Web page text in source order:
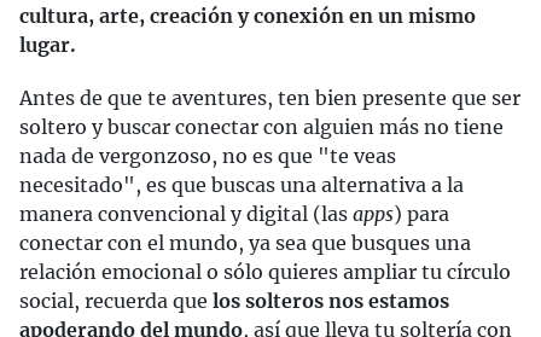
cultura, arte, creación y conexión en un mismo
lugar.
Antes de que te aventures, ten bien presente que ser
soltero y buscar conectar con alguien más no tiene
nada de vergonzoso, no es que "te veas
necesitado", es que buscas una alternativa a la
manera convencional y digital (las apps) para
conectar con el mundo, ya sea que busques una
relación emocional o sólo quieres ampliar tu círculo
social, recuerda que los solteros nos estamos
apoderando del mundo, así que lleva tu soltería con